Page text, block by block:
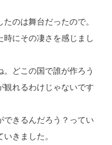
のは舞台だったので。
にその凄さを感じまし
どこの国で誰が作ろう
観れるわけじゃないです
できるんだろう？ってい
きました。